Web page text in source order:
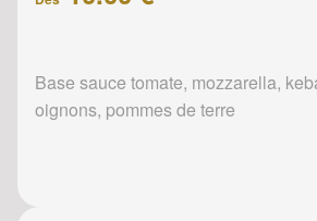
Base sauce tomate, mozzarella,
oignons, pommes de terre